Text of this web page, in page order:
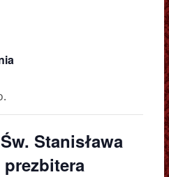
Stanisława